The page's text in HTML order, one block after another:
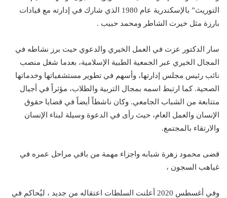
التوريث” بالإسكندرية عام 1980 الذي شارك في إدارته مع قيادات
بارزة مثل خيرت الشاطر ومحمد حبيب .
سار الدكتور عزت في العمل الخيري والدعوي حيت برز نشاطه في
المجال الخيري عبر الجمعية الطبية الإسلامية، بعدما شغل منصب
نائب رئيس مجلس إدارتها، وأسهم في تطوير مستشفياتها وخدماتها
الصحية. كما ارتبط اسمه بمجال التربية والطلاب، مؤثراً في أجيال
متتابعة من الشباب الجامعي. وكان ناشطاً أيضاً في قضايا حقوق
الإنسان والعمل العام، حيث رأى في الدعوة وسيلة لبناء الإنسان
والارتقاء بالمجتمع.
قضى محمود زهرة شبابه واجزاء مهمة من باقي مراحل عمره في
غياهب السجون ،
وفي أغسطس 2020 أعلنت السلطات اعتقاله من جديد ، ليُحاكم في